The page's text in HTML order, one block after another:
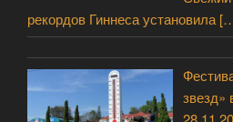
рекордов Гиннеса установила